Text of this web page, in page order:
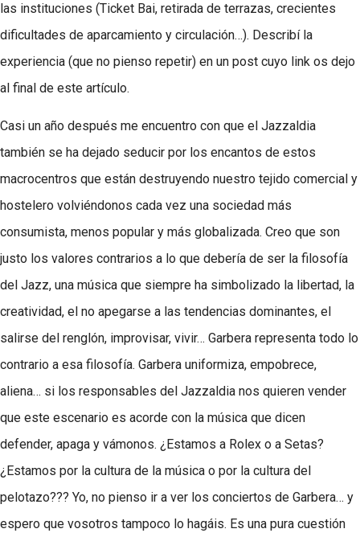
las instituciones (Ticket Bai, retirada de terrazas, crecientes
dificultades de aparcamiento y circulación…). Describí la
experiencia (que no pienso repetir) en un post cuyo link os dejo
al final de este artículo.
Casi un año después me encuentro con que el Jazzaldia
también se ha dejado seducir por los encantos de estos
macrocentros que están destruyendo nuestro tejido comercial y
hostelero volviéndonos cada vez una sociedad más
consumista, menos popular y más globalizada. Creo que son
justo los valores contrarios a lo que debería de ser la filosofía
del Jazz, una música que siempre ha simbolizado la libertad, la
creatividad, el no apegarse a las tendencias dominantes, el
salirse del renglón, improvisar, vivir… Garbera representa todo lo
contrario a esa filosofía. Garbera uniformiza, empobrece,
aliena… si los responsables del Jazzaldia nos quieren vender
que este escenario es acorde con la música que dicen
defender, apaga y vámonos. ¿Estamos a Rolex o a Setas?
¿Estamos por la cultura de la música o por la cultura del
pelotazo??? Yo, no pienso ir a ver los conciertos de Garbera… y
espero que vosotros tampoco lo hagáis. Es una pura cuestión